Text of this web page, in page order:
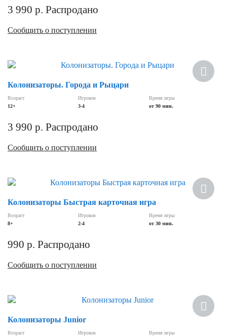
3 990 р. Распродано
Сообщить о поступлении
Колонизаторы. Города и Рыцари
Возраст
12+
Игроков
3-4
Время игры
от 90 мин.
3 990 р. Распродано
Сообщить о поступлении
Колонизаторы Быстрая карточная игра
Возраст
8+
Игроков
2-4
Время игры
от 30 мин.
990 р. Распродано
Сообщить о поступлении
Колонизаторы Junior
Возраст
Игроков
Время игры